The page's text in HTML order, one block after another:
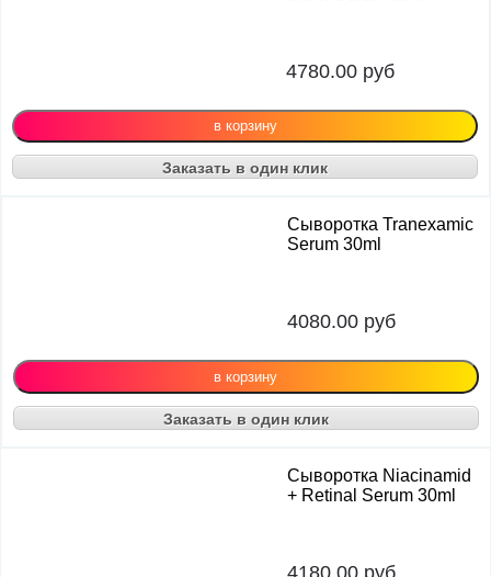
4780.00 руб
Заказать в один клик
Сыворотка Tranexamic
Serum 30ml
4080.00 руб
Заказать в один клик
Сыворотка Niacinamid
+ Retinal Serum 30ml
4180.00 руб